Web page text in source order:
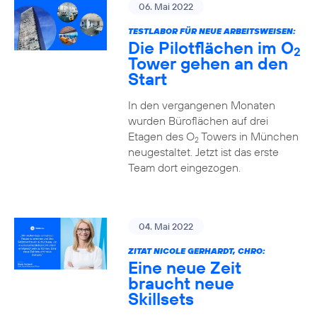
06. Mai 2022
TESTLABOR FÜR NEUE ARBEITSWEISEN:
Die Pilotflächen im O2
Tower gehen an den
Start
In den vergangenen Monaten
wurden Büroflächen auf drei
Etagen des O2Towers in München
neugestaltet. Jetzt ist das erste
Team dort eingezogen.
04. Mai 2022
ZITAT NICOLE GERHARDT, CHRO:
Eine neue Zeit
braucht neue
Skillsets